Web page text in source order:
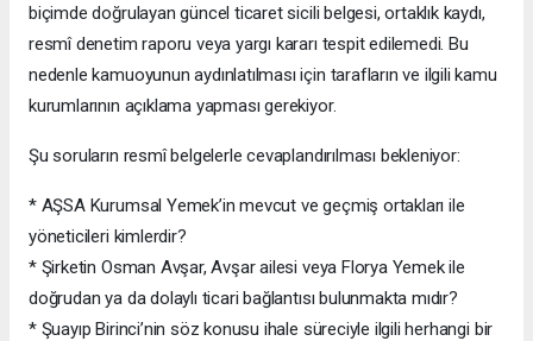
biçimde doğrulayan güncel ticaret sicili belgesi, ortaklık kaydı,
resmî denetim raporu veya yargı kararı tespit edilemedi. Bu
nedenle kamuoyunun aydınlatılması için tarafların ve ilgili kamu
kurumlarının açıklama yapması gerekiyor.
Şu soruların resmî belgelerle cevaplandırılması bekleniyor:
* AŞSA Kurumsal Yemek’in mevcut ve geçmiş ortakları ile
yöneticileri kimlerdir?
* Şirketin Osman Avşar, Avşar ailesi veya Florya Yemek ile
doğrudan ya da dolaylı ticari bağlantısı bulunmakta mıdır?
* Şuayıp Birinci’nin söz konusu ihale süreciyle ilgili herhangi bir